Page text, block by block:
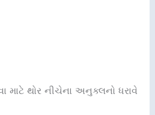
માટે થોર નીચેના અનુક્લનો ધરાવે